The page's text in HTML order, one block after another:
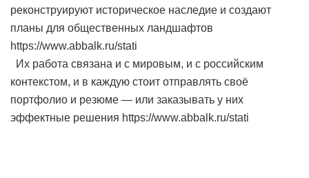
реконструируют историческое наследие и создают
планы для общественных ландшафтов
https://www.abbalk.ru/stati
Их работа связана и с мировым, и с российским
контекстом, и в каждую стоит отправлять своё
портфолио и резюме — или заказывать у них
эффектные решения https://www.abbalk.ru/stati